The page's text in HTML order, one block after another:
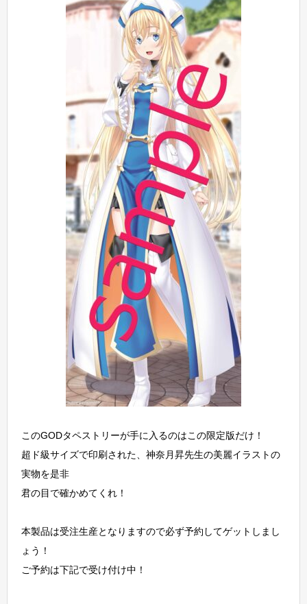
このGODタペストリーが手に入るのはこの限定版だけ！
超ド級サイズで印刷された、神奈月昇先生の美麗イラストの
実物を是非
君の目で確かめてくれ！
本製品は受注生産となりますので必ず予約してゲットしまし
ょう！
ご予約は下記で受け付け中！